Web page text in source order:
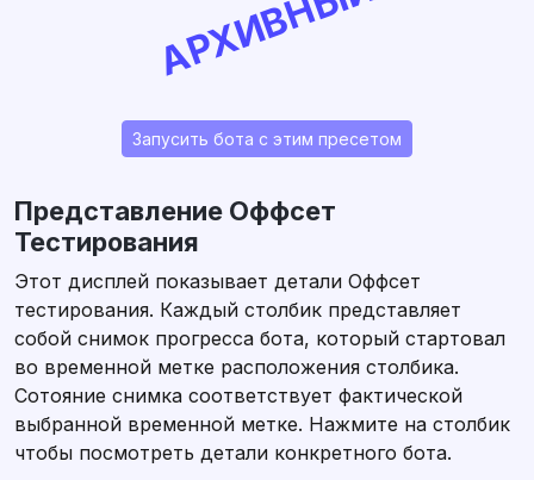
АРХИВНЫЙ
Запусить бота с этим пресетом
Представление Оффсет
Тестирования
Этот дисплей показывает детали Оффсет
тестирования. Каждый столбик представляет
собой снимок прогресса бота, который стартовал
во временной метке расположения столбика.
Сотояние снимка соответствует фактической
выбранной временной метке. Нажмите на столбик
чтобы посмотреть детали конкретного бота.